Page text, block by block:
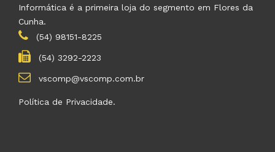
Informática é a primeira loja do segmento em Flores da
Cunha.
(54) 98151-8225
(54) 3292-2223
vscomp@vscomp.com.br
Política de Privacidade.